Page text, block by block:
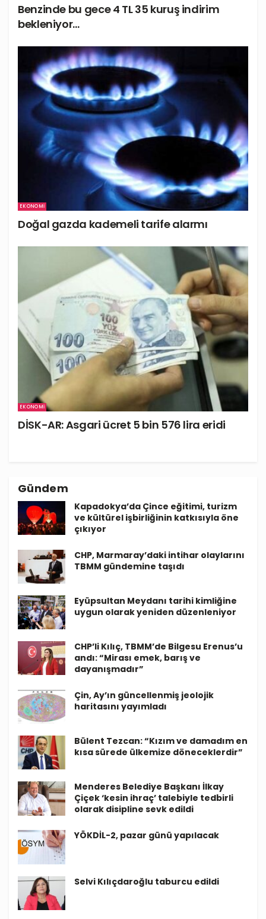
Benzinde bu gece 4 TL 35 kuruş indirim
bekleniyor…
EKONOMI
Doğal gazda kademeli tarife alarmı
EKONOMI
DİSK-AR: Asgari ücret 5 bin 576 lira eridi
Gündem
Kapadokya’da Çince eğitimi, turizm
ve kültürel işbirliğinin katkısıyla öne
çıkıyor
CHP, Marmaray’daki intihar olaylarını
TBMM gündemine taşıdı
Eyüpsultan Meydanı tarihi kimliğine
uygun olarak yeniden düzenleniyor
CHP’li Kılıç, TBMM’de Bilgesu Erenus’u
andı: “Mirası emek, barış ve
dayanışmadır”
Çin, Ay’ın güncellenmiş jeolojik
haritasını yayımladı
Bülent Tezcan: “Kızım ve damadım en
kısa sürede ülkemize döneceklerdir”
Menderes Belediye Başkanı İlkay
Çiçek ‘kesin ihraç’ talebiyle tedbirli
olarak disipline sevk edildi
YÖKDİL-2, pazar günü yapılacak
Selvi Kılıçdaroğlu taburcu edildi